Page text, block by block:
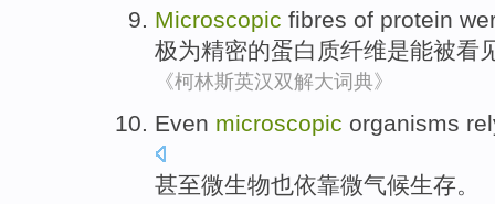
Microscopic fibres of protein
极为精密的蛋白质纤维是能被看
《柯林斯英汉双解大词典》
Even microscopic organisms
甚至微生物也依靠微气候生存。